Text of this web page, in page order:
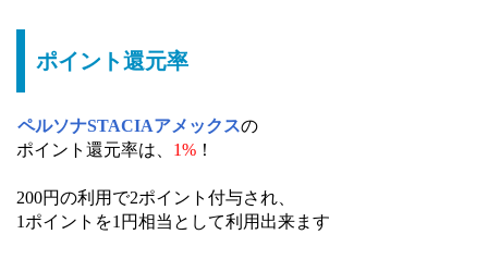
ポイント還元率
ペルソナSTACIAアメックスの
ポイント還元率は、 1% ！
200円の利用で2ポイント付与され、
1ポイントを1円相当として利用出来ます